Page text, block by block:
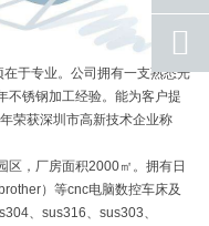
于专业。公司拥有一支熟悉光
不锈钢加工经验。能为客户提
荣获深圳市高新技术企业称
，厂房面积2000㎡。拥有日
）等cnc电脑数控车床及
、sus316、sus303、
qq
联系
返回